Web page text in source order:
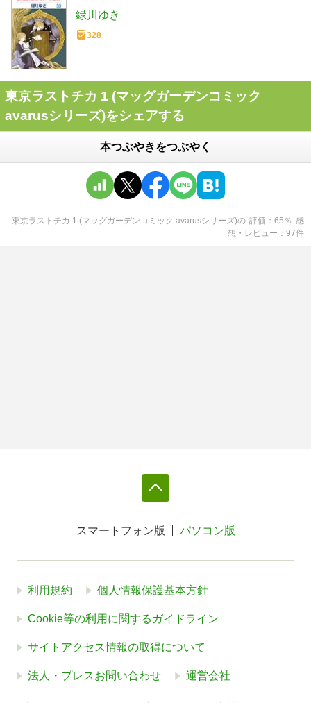
緑川ゆき
328
東京ラストチカ 1 (マッグガーデンコミック
avarusシリーズ)をシェアする
本つぶやきをつぶやく
東京ラストチカ 1 (マッグガーデンコミック avarusシリーズ)の 評価 65 ％ 感
想・レビュー
97件
スマートフォン版 パソコン版
利用規約 個人情報保護基本方針
Cookie等の利用に関するガイドライン
サイトアクセス情報の取得について
法人・プレスお問い合わせ 運営会社